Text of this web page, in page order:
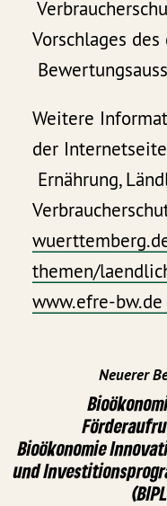
Vorschlages
Weitere
der
Ernährung,
themen/
www.efre-bw.de
Neuerer
Bioökonomie
und